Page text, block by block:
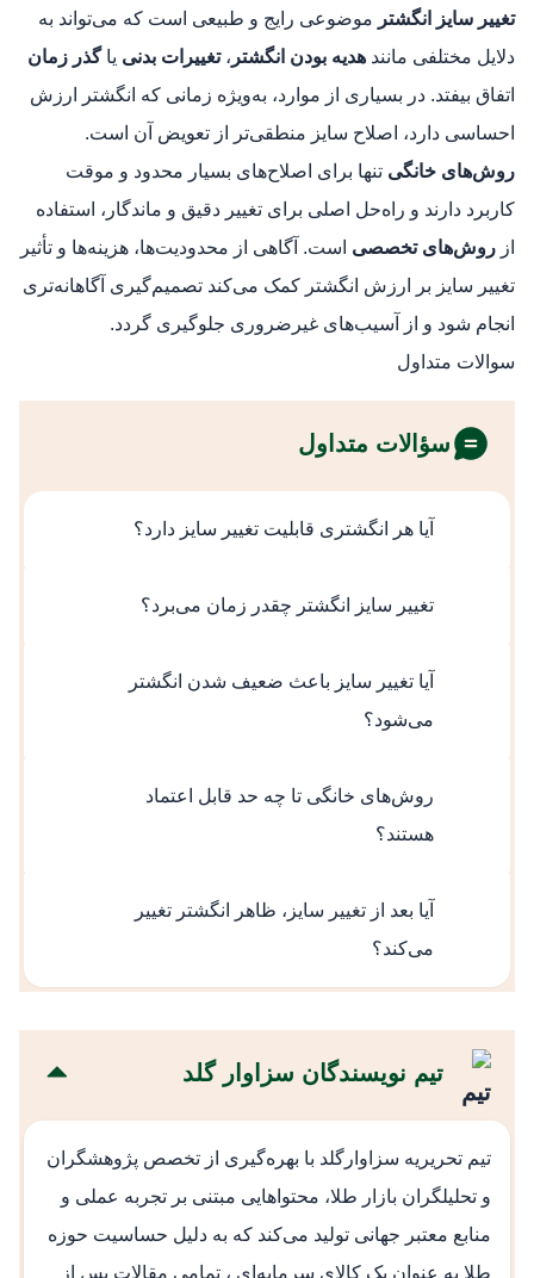
تغییر سایز انگشتر موضوعی رایج و طبیعی است که می‌تواند به
دلایل مختلفی مانند هدیه‌ بودن انگشتر ،تغییرات بدنی یاگذر زمان
اتفاق بیفتد. در بسیاری از موارد، به‌ویژه زمانی که انگشتر ارزش
احساسی دارد، اصلاح سایز منطقی‌تر از تعویض آن است.
روش‌های خانگی تنها برای اصلاح‌های بسیار محدود و موقت
کاربرد دارند و راه‌حل اصلی برای تغییر دقیق و ماندگار، استفاده
از روش‌های تخصصی است. آگاهی از محدودیت‌ها، هزینه‌ها و تأثیر
تغییر سایز بر ارزش انگشتر کمک می‌کند تصمیم‌گیری آگاهانه‌تری
انجام شود و از آسیب‌های غیرضروری جلوگیری گردد.
سوالات متداول
سؤالات متداول
آیا هر انگشتری قابلیت تغییر سایز دارد؟
گذاری سرتاسری یا ساختار خاص، محدودیت
تغییر سایز انگشتر چقدر زمان می‌برد؟
بستگی دارد، اما معمولاً از چند ساعت تا چند روز
متغیر است.
آیا تغییر سایز باعث ضعیف‌ شدن انگشتر
می‌شود؟
انگشتر حفظ می‌شود و مشکلی ایجاد نمی‌کند.
روش‌های خانگی تا چه حد قابل اعتماد
هستند؟
موقت مناسب هستند و جایگزین روش تخصصی
محسوب نمی‌شوند.
آیا بعد از تغییر سایز، ظاهر انگشتر تغییر
می‌کند؟
اولیه خود را حفظ می‌کند.
تیم نویسندگان سزاوار گلد
تیم تحریریه سزاوارگلد با بهره‌گیری از تخصص پژوهشگران
و تحلیلگران بازار طلا، محتواهایی مبتنی بر تجربه عملی و
منابع معتبر جهانی تولید می‌کند که به دلیل حساسیت حوزه
طلا به عنوان یک کالای سرمایه‌ای ، تمامی مقالات پس از